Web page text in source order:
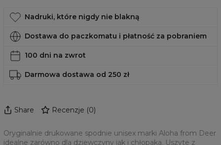
Nadruki, które nigdy nie blakną
Dostawa do paczkomatu i płatność za pobraniem
100 dni na zwrot
Darmowa dostawa od 250 zł
Share Recenzje (0)
Oryginalnie drukowane spodnie unisex marki Aloha from Deer
idealne zarówno dla dziewczyny jak i chłopaka. Uszyte z